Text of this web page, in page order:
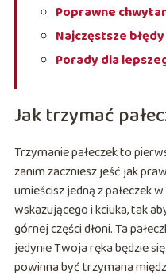
Poprawne
Najczęstsze
Porady dla
Jak trzymać
Trzymanie pałeczek to
zanim zaczniesz jeść jak
umieścisz jedną z pałeczek
wskazującego i kciuka, tak
górnej części dłoni. Ta
jedynie Twoja ręka będzie
powinna być trzymana